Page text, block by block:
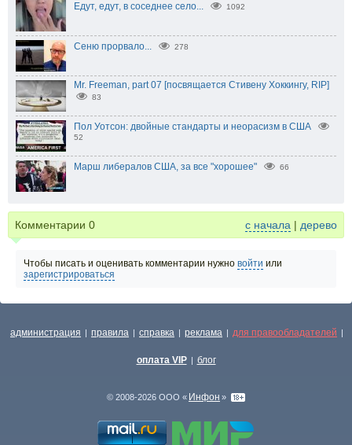
Едут, едут, в соседнее село... 1092
Сеню прорвало... 278
Mr. Freeman, part 07 [посвящается Стивену Хоккингу, RIP]
83
Пол Уотсон: двойные стандарты и неорасизм в США
52
Марш либералов США, за все "хорошее" 66
Комментарии 0 с начала | дерево
Чтобы писать и оценивать комментарии нужно войти или
зарегистрироваться
администрация | правила | справка | реклама | для правообладателей |
оплата VIP | блог
© 2008-2026 ООО « Инфон »